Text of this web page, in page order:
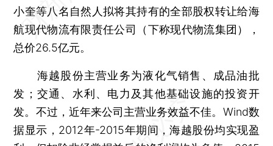
小奎等八名自然人拟将其持有的全部股权转让给海
航现代物流有限责任公司（下称现代物流集团），
总价26.5亿元。
海越股份主营业务为液化气销售、成品油批
发；交通、水利、电力及其他基础设施的投资开
发。不过，近年来公司主营业务效益不佳。Wind数
据显示，2012年-2015年期间，海越股份均实现盈